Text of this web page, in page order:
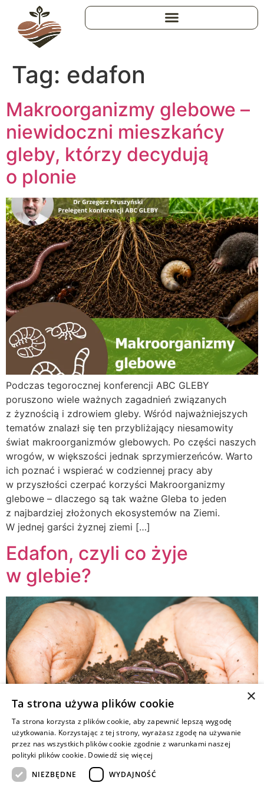
Tag: edafon
Makroorganizmy glebowe –
niewidoczni mieszkańcy
gleby, którzy decydują
o plonie
Podczas tegorocznej konferencji ABC GLEBY
poruszono wiele ważnych zagadnień związanych
z żyznością i zdrowiem gleby. Wśród najważniejszych
tematów znalazł się ten przybliżający niesamowity
świat makroorganizmów glebowych. Po części naszych
wrogów, w większości jednak sprzymierzeńców. Warto
ich poznać i wspierać w codziennej pracy aby
w przyszłości czerpać korzyści Makroorganizmy
glebowe – dlaczego są tak ważne Gleba to jeden
z najbardziej złożonych ekosystemów na Ziemi.
W jednej garści żyznej ziemi […]
Edafon, czyli co żyje
w glebie?
W najwęższym pojęciu za edafon uważa się
×
Ta strona używa plików cookie
Ta strona korzysta z plików cookie, aby zapewnić lepszą wygodę
użytkowania. Korzystając z tej strony, wyrażasz zgodę na używanie
przez nas wszystkich plików cookie zgodnie z warunkami naszej
polityki plików cookie. Dowiedź się więcej
NIEZBĘDNE
WYDAJNOŚĆ